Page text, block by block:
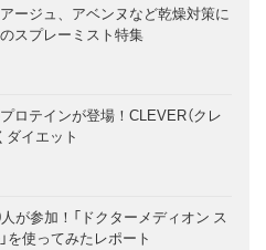
ージュ、アベンヌなど乾燥対策に
スプレーミスト特集
ロテインが登場！CLEVER（クレ
ダイエット
が参加！「ドクターメディオン ス
を使ってみたレポート